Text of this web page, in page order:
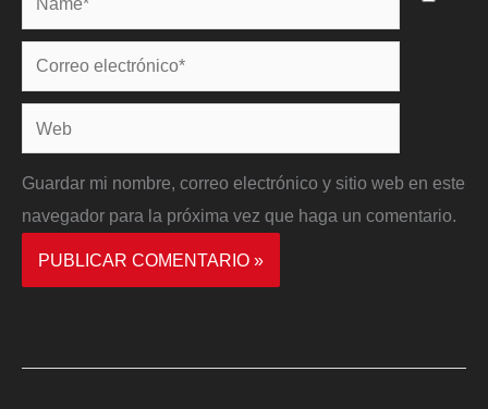
Correo
electrónico*
Web
Guardar mi nombre, correo electrónico y sitio web en este
navegador para la próxima vez que haga un comentario.